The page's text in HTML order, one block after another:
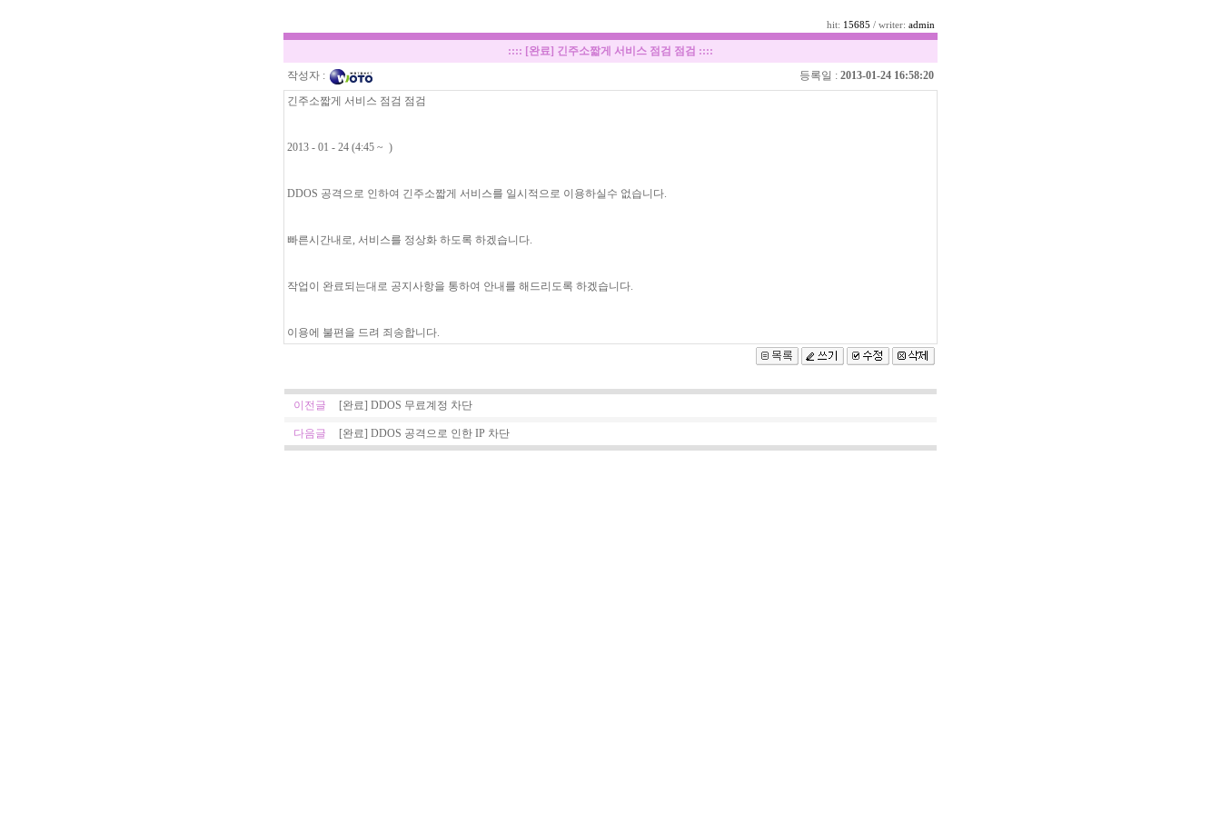
hit: 15685 / writer: admin
:::: [완료] 긴주소짧게 서비스 점검 점검 ::::
작성자 :
등록일 : 2013-01-24 16:58:20
긴주소짧게 서비스 점검 점검
2013 - 01 - 24 (4:45 ~ )
DDOS 공격으로 인하여 긴주소짧게 서비스를 일시적으로 이용하실수 없습니다.
빠른시간내로, 서비스를 정상화 하도록 하겠습니다.
작업이 완료되는대로 공지사항을 통하여 안내를 해드리도록 하겠습니다.
이용에 불편을 드려 죄송합니다.
이전글 [완료] DDOS 무료계정 차단
다음글 [완료] DDOS 공격으로 인한 IP 차단